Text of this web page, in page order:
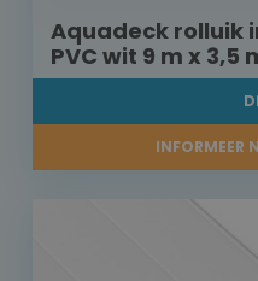
Aquadeck rolluik
PVC wit 9 m x 3,5
INFORMEER